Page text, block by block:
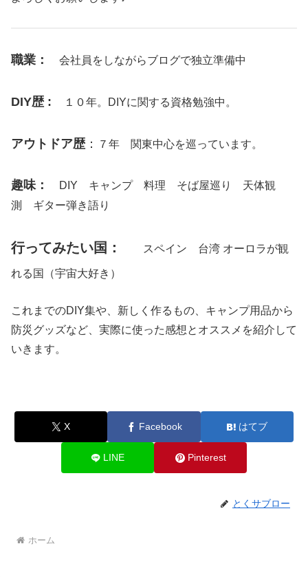
職業： 会社員をしながらブログで独立準備中
DIY歴 : １０年。DIYに関する資格勉強中。
アウトドア歴 ： ７年 関東中心を巡っています。
趣味：
DIY キャンプ 料理 そば屋巡り 天体観
測 ギター弾き語り
行ってみたい国： スペイン 台湾 オーロラが観
れる国（宇宙大好き）
これまでのDIY集や、新しく作るもの、キャンプ用品から
防災グッズなど、実際に使った感想とオススメを紹介して
いきます。
X Facebook はてブ
LINE Pinterest
とくサブロー
ホーム